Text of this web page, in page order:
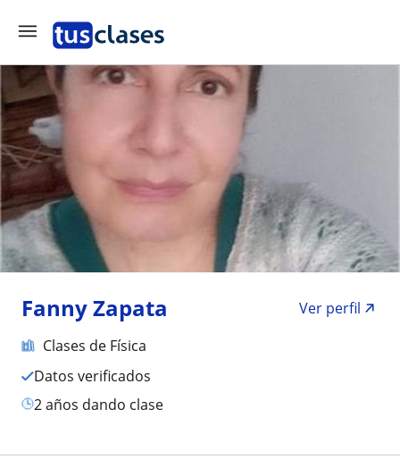
Fanny Zapata
Ver perfil
Clases de Física
Datos verificados
2 años dando clase